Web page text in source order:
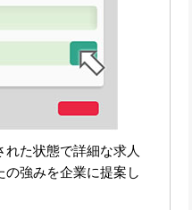
れた状態で詳細な求人
強みを企業に提案し